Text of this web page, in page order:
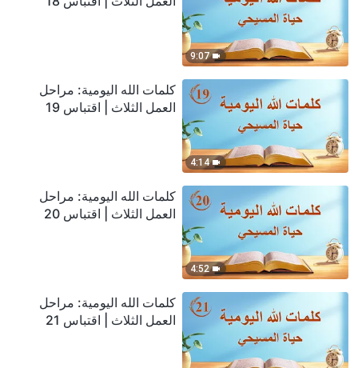
9:07
4:14
كلمات الله اليومية: مراحل
العمل الثلاث | اقتباس 19
4:52
كلمات الله اليومية: مراحل
العمل الثلاث | اقتباس 20
كلمات الله اليومية: مراحل
العمل الثلاث | اقتباس 21